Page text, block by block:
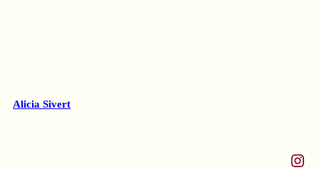
Alicia Sivert
Instagram